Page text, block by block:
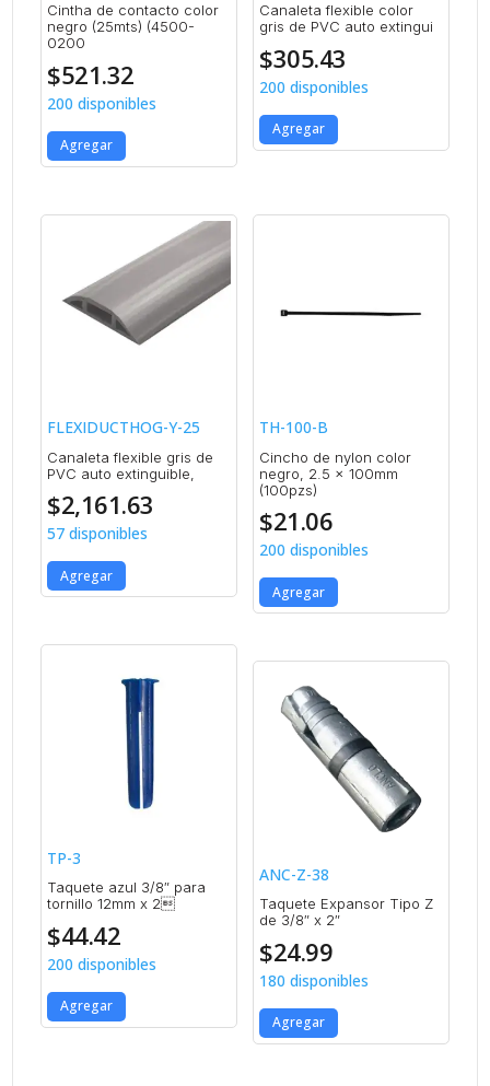
Cintha de contacto color
negro (25mts) (4500-
0200
$521.32
200 disponibles
Agregar
Canaleta flexible color
gris de PVC auto extingui
$305.43
200 disponibles
Agregar
FLEXIDUCTHOG-Y-25
Canaleta flexible gris de
PVC auto extinguible,
$2,161.63
57 disponibles
Agregar
TH-100-B
Cincho de nylon color
negro, 2.5 x 100mm
(100pzs)
$21.06
200 disponibles
Agregar
TP-3
Taquete azul 3/8″ para
tornillo 12mm x 2
$44.42
200 disponibles
Agregar
ANC-Z-38
Taquete Expansor Tipo Z
de 3/8″ x 2″
$24.99
180 disponibles
Agregar